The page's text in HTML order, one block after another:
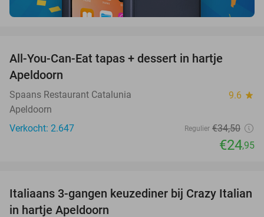
All-You-Can-Eat tapas + dessert in hartje
Apeldoorn
Spaans Restaurant Catalunia 9.6 star
Apeldoorn
Verkocht: 2.647
Regulier €34,50
€24,95
27%
Italiaans 3-gangen keuzediner bij Crazy Italian
in hartje Apeldoorn